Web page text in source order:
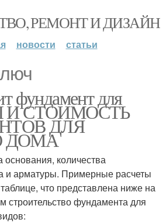
РЕМОНТ И ДИЗАЙН
новости статьи
фундамент для
И СТОИМОСТЬ
ДЛЯ
ДОМА
основания, количества
и арматуры. Примерные расчеты
что представлена ниже на
строительство фундамента для